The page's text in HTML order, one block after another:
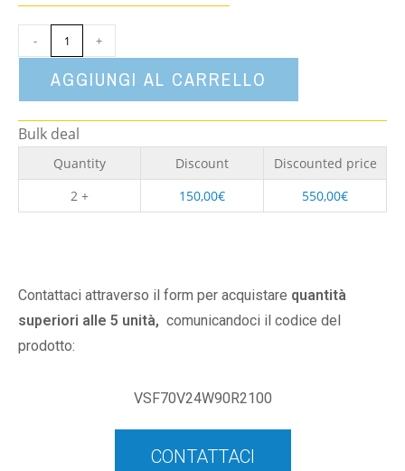
- +
AGGIUNGI AL CARRELLO
Bulk deal
Quantity Discount
Discounted price
2 +
150,00€ 550,00€
Contattaci attraverso il form per acquistare quantità
superiori alle 5 unità, comunicandoci il codice del
prodotto:
VSF70V24W90R2100
CONTATTACI